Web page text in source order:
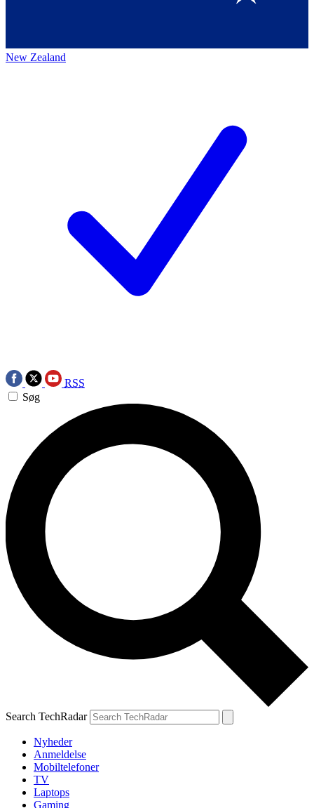
New Zealand
RSS
Søg
Search TechRadar
Nyheder
Anmeldelse
Mobiltelefoner
TV
Laptops
Gaming